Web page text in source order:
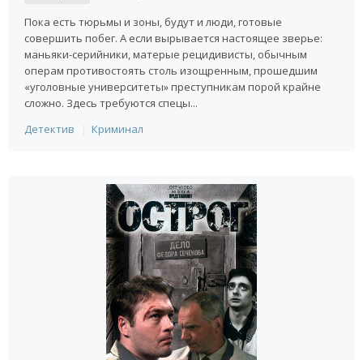
Пока есть тюрьмы и зоны, будут и люди, готовые
совершить побег. А если вырывается настоящее зверье:
маньяки-серийники, матерые рецидивисты, обычным
операм противостоять столь изощренным, прошедшим
«уголовные университеты» преступникам порой крайне
сложно. Здесь требуются спецы...
Детектив
Криминал